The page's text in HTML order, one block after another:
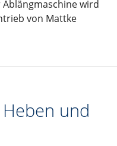
wird
von Mattke
und